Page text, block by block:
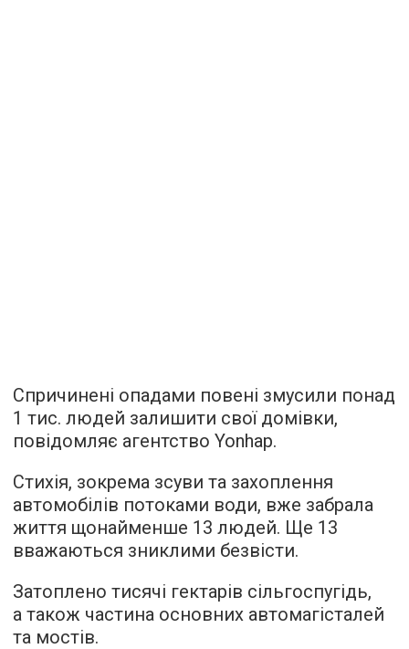
Спричинені опадами повені змусили понад
1 тис. людей залишити свої домівки,
повідомляє агентство Yonhap.
Стихія, зокрема зсуви та захоплення
автомобілів потоками води, вже забрала
життя щонайменше 13 людей. Ще 13
вважаються зниклими безвісти.
Затоплено тисячі гектарів сільгоспугідь,
а також частина основних автомагісталей
та мостів.